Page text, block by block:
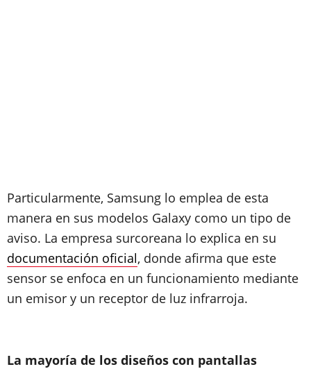
Particularmente, Samsung lo emplea de esta
manera en sus modelos Galaxy como un tipo de
aviso. La empresa surcoreana lo explica en su
documentación oficial, donde afirma que este
sensor se enfoca en un funcionamiento mediante
un emisor y un receptor de luz infrarroja.
La mayoría de los diseños con pantallas